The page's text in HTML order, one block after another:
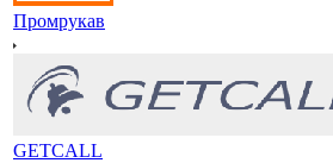
Промрукав
GETCALL